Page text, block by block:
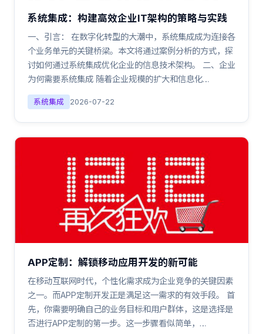
系统集成：构建高效企业IT架构的策略与实践
一、引言： 在数字化转型的大潮中，系统集成成为连接各
个业务单元的关键桥梁。本文将通过案例分析的方式，探
讨如何通过系统集成优化企业的信息技术架构。 二、企业
为何需要系统集成 随着企业规模的扩大和信息化…
系统集成 2026-07-22
APP定制：解锁移动应用开发的新可能
在移动互联网时代，个性化需求成为企业竞争的关键因素
之一。而APP定制开发正是满足这一需求的有效手段。 首
先，你需要明确自己的业务目标和用户群体，这是选择是
否进行APP定制的第一步。这一步骤看似简单，…